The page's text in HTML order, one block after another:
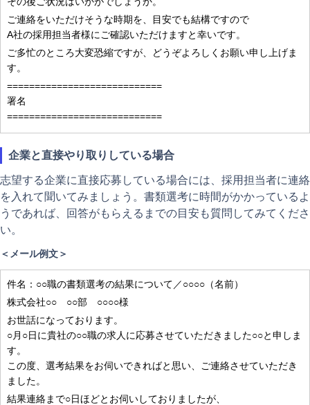
ご連絡をいただけそうな時期を、目安でも結構ですので
A社の採用担当者様にご確認いただけますと幸いです。
ご多忙のところ大変恐縮ですが、どうぞよろしくお願い申し上げま
す。
============================
署名
============================
企業と直接やり取りしている場合
志望する企業に直接応募している場合には、採用担当者に連絡
を入れて聞いてみましょう。書類選考に時間がかかっているよ
うであれば、回答がもらえるまでの目安も質問してみてくださ
い。
＜メール例文＞
件名：○○職の書類選考の結果について／○○○○（名前）
株式会社○○ ○○部 ○○○○様
お世話になっております。
○月○日に貴社の○○職の求人に応募させていただきました○○と申しま
す。
この度、選考結果をお伺いできればと思い、ご連絡させていただき
ました。
結果連絡まで○日ほどとお伺いしておりましたが、